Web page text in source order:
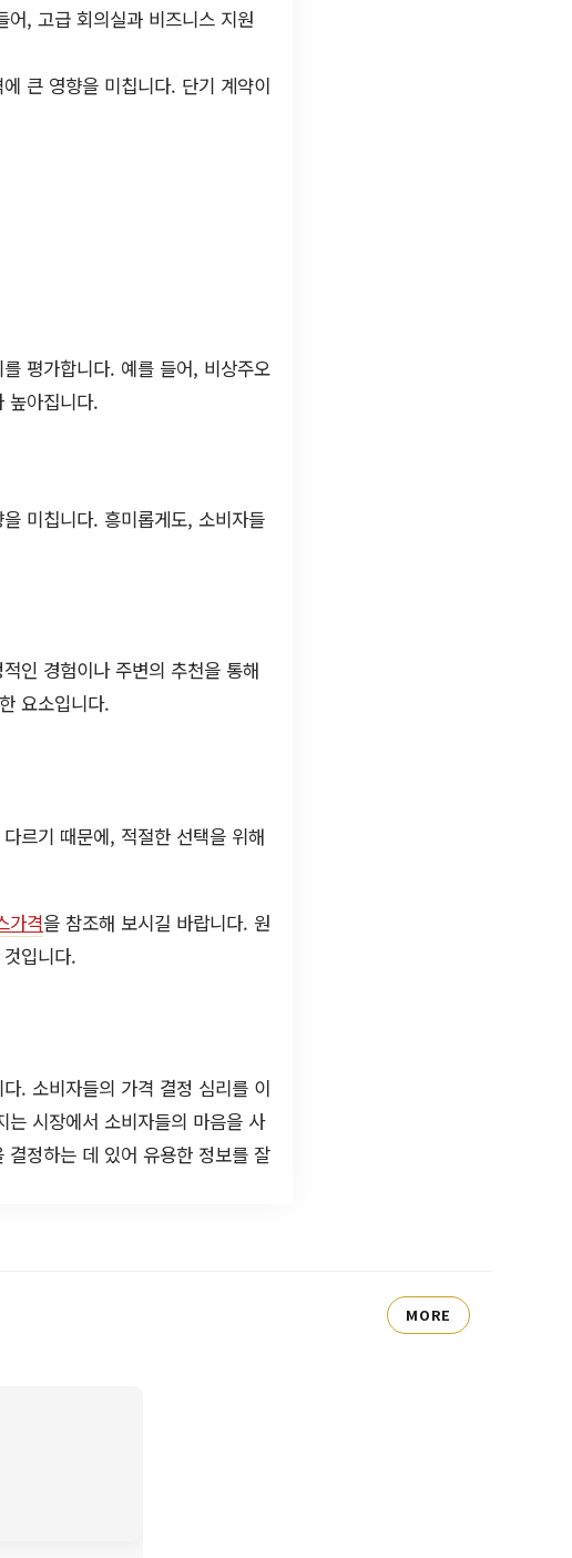
, 고급 회의실과 비즈니스 지원
큰 영향을 미칩니다. 단기 계약이
평가합니다. 예를 들어, 비상주오
높아집니다.
미칩니다. 흥미롭게도, 소비자들
인 경험이나 주변의 추천을 통해
요소입니다.
르기 때문에, 적절한 선택을 위해
가격을 참조해 보시길 바랍니다. 원
입니다.
. 소비자들의 가격 결정 심리를 이
시장에서 소비자들의 마음을 사
정하는 데 있어 유용한 정보를 잘
MORE